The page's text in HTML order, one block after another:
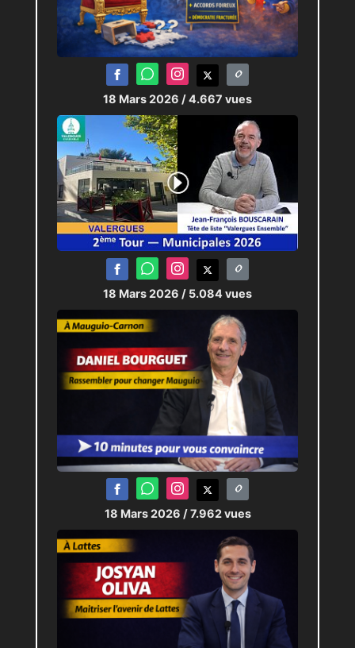
18 Mars 2026 / 4.667 vues
18 Mars 2026 / 5.084 vues
18 Mars 2026 / 7.962 vues